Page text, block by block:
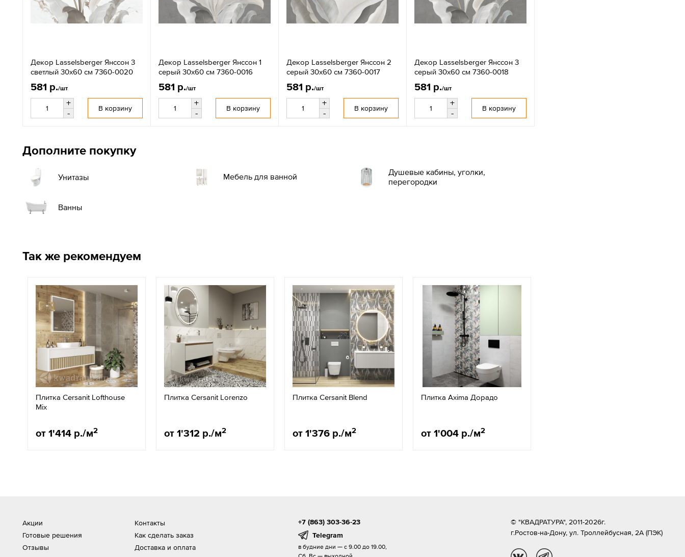
Декор Lasselsberger Янссон 3
светлый 30x60 см 7360-0020
581 р./шт
+
-
В корзину
Декор Lasselsberger Янссон 1
серый 30x60 см 7360-0016
581 р./шт
+
-
В корзину
Декор Lasselsberger Янссон 2
серый 30x60 см 7360-0017
581 р./шт
+
-
В корзину
Декор Lasselsberger Янссон 3
серый 30x60 см 7360-0018
581 р./шт
+
-
В корзину
Дополните покупку
Унитазы Мебель для ванной
Душевые кабины, уголки,
перегородки
Ванны
Так же рекомендуем
Плитка Cersanit Lofthouse
Mix
от 1'414 р./м2
Плитка Cersanit Lorenzo
от 1'312 р./м2
Плитка Cersanit Blend
от 1'376 р./м2
Плитка Axima Дорадо
от 1'004 р./м2
Акции
Готовые решения
Отзывы
Контакты
Как сделать заказ
Доставка и оплата
+7 (863) 303-36-23
Telegram
в будние дни — с 9.00 до 19.00,
© "КВАДРАТУРА", 2011-2026г.
г.Ростов-на-Дону, ул. Троллейбусная, 2А (ПЭК)